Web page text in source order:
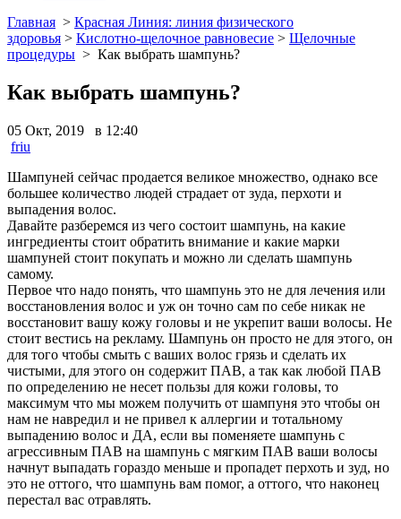
Главная > Красная Линия: линия физического
здоровья > Кислотно-щелочное равновесие > Щелочные
процедуры > Как выбрать шампунь?
Как выбрать шампунь?
05 Окт, 2019 в 12:40
friu
Шампуней сейчас продается великое множество, однако все
большее количество людей страдает от зуда, перхоти и
выпадения волос.
Давайте разберемся из чего состоит шампунь, на какие
ингредиенты стоит обратить внимание и какие марки
шампуней стоит покупать и можно ли сделать шампунь
самому.
Первое что надо понять, что шампунь это не для лечения или
восстановления волос и уж он точно сам по себе никак не
восстановит вашу кожу головы и не укрепит ваши волосы. Не
стоит вестись на рекламу. Шампунь он просто не для этого, он
для того чтобы смыть с ваших волос грязь и сделать их
чистыми, для этого он содержит ПАВ, а так как любой ПАВ
по определению не несет пользы для кожи головы, то
максимум что мы можем получить от шампуня это чтобы он
нам не навредил и не привел к аллергии и тотальному
выпадению волос и ДА, если вы поменяете шампунь с
агрессивным ПАВ на шампунь с мягким ПАВ ваши волосы
начнут выпадать гораздо меньше и пропадет перхоть и зуд, но
это не оттого, что шампунь вам помог, а оттого, что наконец
перестал вас отравлять.